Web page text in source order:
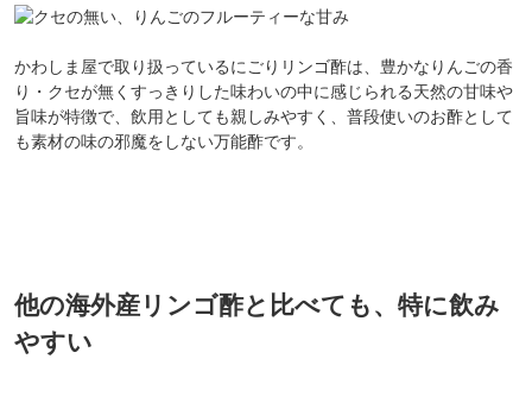
かわしま屋で取り扱っているにごりリンゴ酢は、豊かなりんごの香
り・クセが無くすっきりした味わいの中に感じられる天然の甘味や
旨味が特徴で、飲用としても親しみやすく、普段使いのお酢として
も素材の味の邪魔をしない万能酢です。
他の海外産リンゴ酢と比べても、特に飲み
やすい